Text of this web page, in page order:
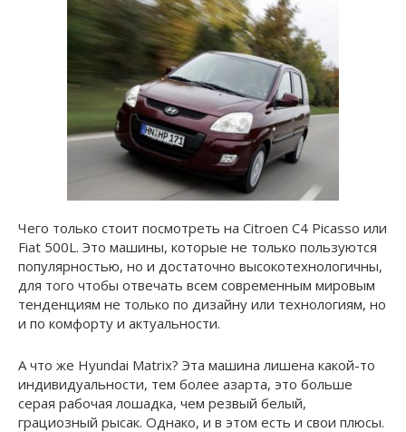
Чего только стоит посмотреть на Citroen C4 Picasso или
Fiat 500L. Это машины, которые не только пользуются
популярностью, но и достаточно высокотехнологичны,
для того чтобы отвечать всем современным мировым
тенденциям не только по дизайну или технологиям, но
и по комфорту и актуальности.
А что же Hyundai Matrix? Эта машина лишена какой-то
индивидуальности, тем более азарта, это больше
серая рабочая лошадка, чем резвый белый,
грациозный рысак. Однако, и в этом есть и свои плюсы.